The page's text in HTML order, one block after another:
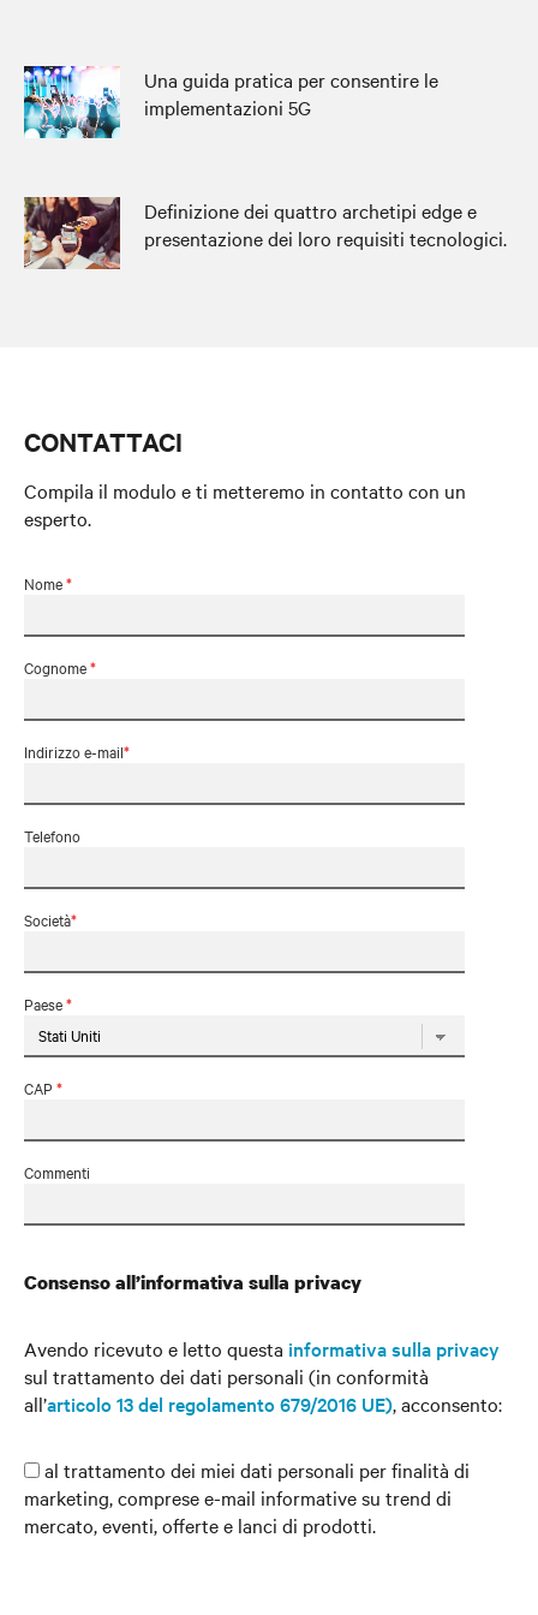
Una guida pratica per consentire le
implementazioni 5G
Definizione dei quattro archetipi edge e
presentazione dei loro requisiti tecnologici.
CONTATTACI
Compila il modulo e ti metteremo in contatto con un
esperto.
Nome*
Cognome*
Indirizzo e-mail*
Telefono
Società*
Paese*
CAP *
Commenti
Consenso all’informativa sulla privacy
Avendo ricevuto e letto questa informativa sulla privacy
sul trattamento dei dati personali (in conformità
all’articolo 13 del regolamento 679/2016 UE), acconsento:
al trattamento dei miei dati personali per finalità di
marketing, comprese e-mail informative su trend di
mercato, eventi, offerte e lanci di prodotti.